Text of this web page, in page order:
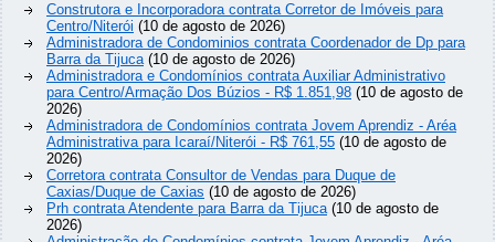
Construtora e Incorporadora contrata Corretor de Imóveis para
Centro/Niterói (10 de agosto de 2026)
Administradora de Condominios contrata Coordenador de Dp para
Barra da Tijuca(10 de agosto de 2026)
Administradora e Condomínios contrata Auxiliar Administrativo
para Centro/Armação Dos Búzios - R$ 1.851,98 (10 de agosto de
2026)
Administradora de Condomínios contrata Jovem Aprendiz - Aréa
Administrativa para Icaraí/Niterói - R$ 761,55 (10 de agosto de
2026)
Corretora contrata Consultor de Vendas para Duque de
Caxias/Duque de Caxias (10 de agosto de 2026)
Prh contrata Atendente para Barra da Tijuca(10 de agosto de
2026)